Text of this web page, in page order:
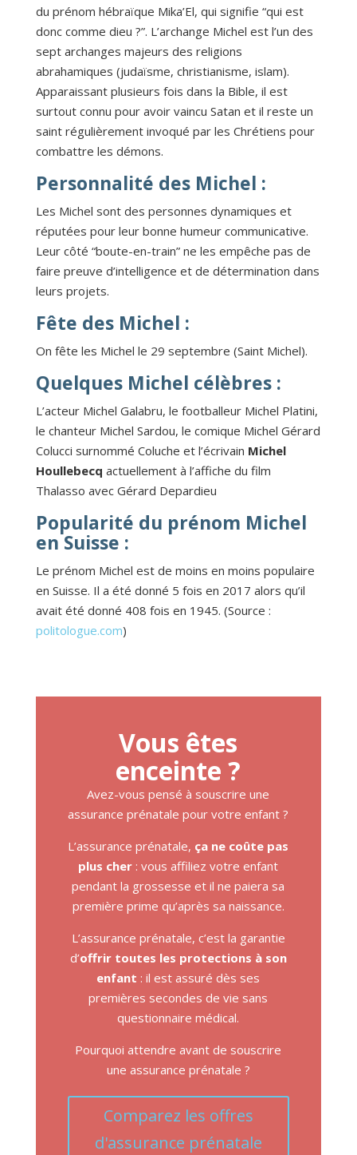
du prénom hébraïque Mika’El, qui signifie “qui est
donc comme dieu ?”. L’archange Michel est l’un des
sept archanges majeurs des religions
abrahamiques (judaïsme, christianisme, islam).
Apparaissant plusieurs fois dans la Bible, il est
surtout connu pour avoir vaincu Satan et il reste un
saint régulièrement invoqué par les Chrétiens pour
combattre les démons.
Personnalité des Michel :
Les Michel sont des personnes dynamiques et
réputées pour leur bonne humeur communicative.
Leur côté “boute-en-train” ne les empêche pas de
faire preuve d’intelligence et de détermination dans
leurs projets.
Fête des Michel :
On fête les Michel le 29 septembre (Saint Michel).
Quelques Michel célèbres :
L’acteur Michel Galabru, le footballeur Michel Platini,
le chanteur Michel Sardou, le comique Michel Gérard
Colucci surnommé Coluche et l’écrivain Michel
Houllebecq actuellement à l’affiche du film
Thalasso avec Gérard Depardieu
Popularité du prénom Michel
en Suisse :
Le prénom Michel est de moins en moins populaire
en Suisse. Il a été donné 5 fois en 2017 alors qu’il
avait été donné 408 fois en 1945. (Source :
politologue.com)
Vous êtes
enceinte ?
Avez-vous pensé à souscrire une
assurance prénatale pour votre enfant ?
L’assurance prénatale, ça ne coûte pas
plus cher : vous affiliez votre enfant
pendant la grossesse et il ne paiera sa
première prime qu’après sa naissance.
L’assurance prénatale, c’est la garantie
d’offrir toutes les protections à son
enfant : il est assuré dès ses
premières secondes de vie sans
questionnaire médical.
Pourquoi attendre avant de souscrire
une assurance prénatale ?
Comparez les offres
d'assurance prénatale